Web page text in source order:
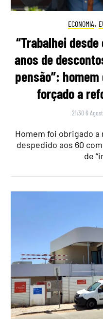
ECONOMIA,
“Trabalhei
anos de
pensão”:
forçado a
21:30 6
Homem foi obrigado
despedido aos 60
de